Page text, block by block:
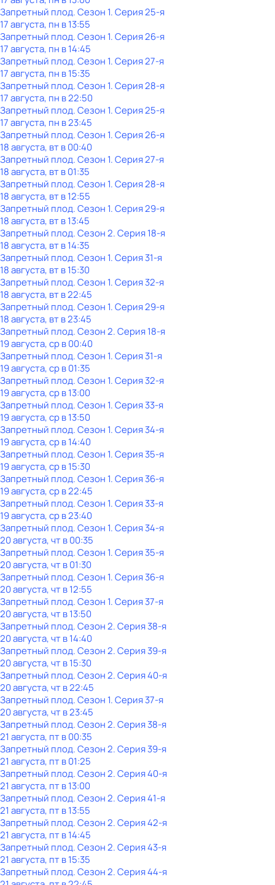
Запретный плод. Сезон 1. Серия 25-я
17 августа, пн в 13:55
Запретный плод. Сезон 1. Серия 26-я
17 августа, пн в 14:45
Запретный плод. Сезон 1. Серия 27-я
17 августа, пн в 15:35
Запретный плод. Сезон 1. Серия 28-я
17 августа, пн в 22:50
Запретный плод. Сезон 1. Серия 25-я
17 августа, пн в 23:45
Запретный плод. Сезон 1. Серия 26-я
18 августа, вт в 00:40
Запретный плод. Сезон 1. Серия 27-я
18 августа, вт в 01:35
Запретный плод. Сезон 1. Серия 28-я
18 августа, вт в 12:55
Запретный плод. Сезон 1. Серия 29-я
18 августа, вт в 13:45
Запретный плод. Сезон 2. Серия 18-я
18 августа, вт в 14:35
Запретный плод. Сезон 1. Серия 31-я
18 августа, вт в 15:30
Запретный плод. Сезон 1. Серия 32-я
18 августа, вт в 22:45
Запретный плод. Сезон 1. Серия 29-я
18 августа, вт в 23:45
Запретный плод. Сезон 2. Серия 18-я
19 августа, ср в 00:40
Запретный плод. Сезон 1. Серия 31-я
19 августа, ср в 01:35
Запретный плод. Сезон 1. Серия 32-я
19 августа, ср в 13:00
Запретный плод. Сезон 1. Серия 33-я
19 августа, ср в 13:50
Запретный плод. Сезон 1. Серия 34-я
19 августа, ср в 14:40
Запретный плод. Сезон 1. Серия 35-я
19 августа, ср в 15:30
Запретный плод. Сезон 1. Серия 36-я
19 августа, ср в 22:45
Запретный плод. Сезон 1. Серия 33-я
19 августа, ср в 23:40
Запретный плод. Сезон 1. Серия 34-я
20 августа, чт в 00:35
Запретный плод. Сезон 1. Серия 35-я
20 августа, чт в 01:30
Запретный плод. Сезон 1. Серия 36-я
20 августа, чт в 12:55
Запретный плод. Сезон 1. Серия 37-я
20 августа, чт в 13:50
Запретный плод. Сезон 2. Серия 38-я
20 августа, чт в 14:40
Запретный плод. Сезон 2. Серия 39-я
20 августа, чт в 15:30
Запретный плод. Сезон 2. Серия 40-я
20 августа, чт в 22:45
Запретный плод. Сезон 1. Серия 37-я
20 августа, чт в 23:45
Запретный плод. Сезон 2. Серия 38-я
21 августа, пт в 00:35
Запретный плод. Сезон 2. Серия 39-я
21 августа, пт в 01:25
Запретный плод. Сезон 2. Серия 40-я
21 августа, пт в 13:00
Запретный плод. Сезон 2. Серия 41-я
21 августа, пт в 13:55
Запретный плод. Сезон 2. Серия 42-я
21 августа, пт в 14:45
Запретный плод. Сезон 2. Серия 43-я
21 августа, пт в 15:35
Запретный плод. Сезон 2. Серия 44-я